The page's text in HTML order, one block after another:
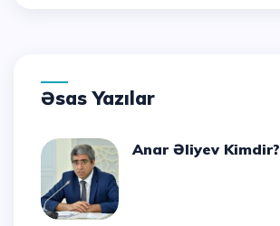
Əsas Yazılar
Anar Əliyev Kimdir?